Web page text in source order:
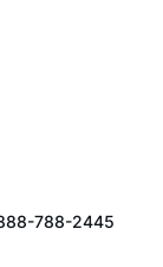
788-2445